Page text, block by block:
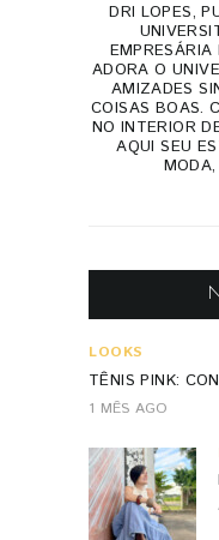
DRI LOPES,
ADORA O
AMIZADES
COISAS BOAS.
NO INTERIOR
AQUI SEU
LOOKS
TÊNIS PINK:
1 MÊS AGO